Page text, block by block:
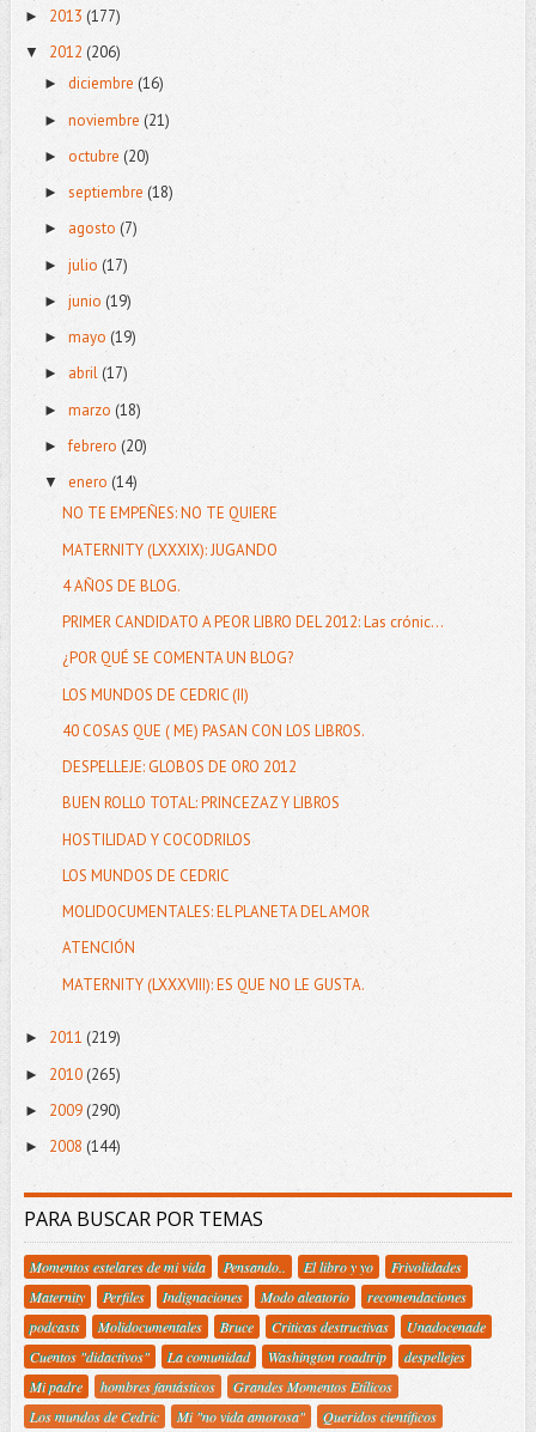
► 2013 (177)
▼ 2012 (206)
► diciembre (16)
► noviembre (21)
► octubre (20)
► septiembre (18)
► agosto (7)
► julio (17)
► junio (19)
► mayo (19)
► abril (17)
► marzo (18)
►febrero (20)
▼ enero (14)
NO TE EMPEÑES: NO TE QUIERE
MATERNITY (LXXXIX): JUGANDO
4 AÑOS DE BLOG.
PRIMER CANDIDATO A PEOR LIBRO DEL 2012: Las crónic...
¿POR QUÉ SE COMENTA UN BLOG?
LOS MUNDOS DE CEDRIC (II)
40 COSAS QUE ( ME) PASAN CON LOS LIBROS.
DESPELLEJE: GLOBOS DE ORO 2012
BUEN ROLLO TOTAL: PRINCEZAZ Y LIBROS
HOSTILIDAD Y COCODRILOS
LOS MUNDOS DE CEDRIC
MOLIDOCUMENTALES: EL PLANETA DEL AMOR
ATENCIÓN
MATERNITY (LXXXVIII): ES QUE NO LE GUSTA.
► 2011 (219)
► 2010(265)
► 2009 (290)
► 2008 (144)
PARA BUSCAR POR TEMAS
Momentos estelares de mi vida Pensando.. El libro y yo
Frivolidades
Maternity
Perfiles Indignaciones Modo aleatorio
recomendaciones
podcasts
Molidocumentales Bruce Criticas destructivas
Unadocenade
Cuentos "didactivos"
La comunidad Washington roadtrip
despellejes
Mi padre
hombres fantásticos
Grandes Momentos Etílicos
Los mundos de Cedric
Mi "no vida amorosa" Queridos científicos